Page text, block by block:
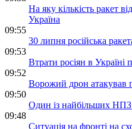
На яку кількість ракет
Україна
09:55
30 липня російська
09:53
Втрати росіян в Україні
09:52
Ворожий дрон атакував
09:50
Один із найбільших
09:48
Ситуація на фронті на